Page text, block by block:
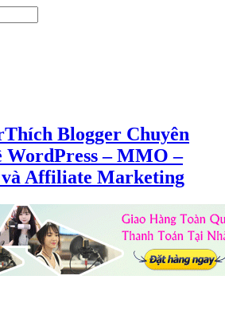
Thích Blogger Chuyên
WordPress – MMO –
và Affiliate Marketing